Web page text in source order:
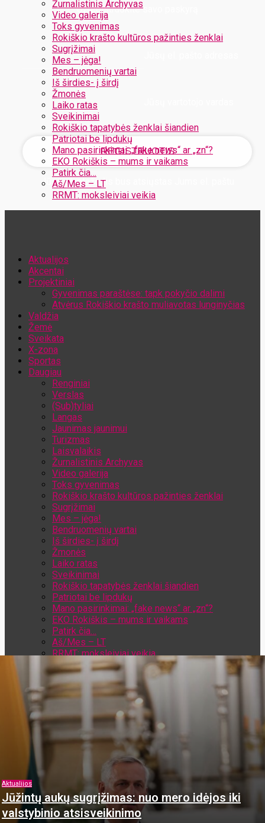
Žurnalistinis Archyvas
Video galerija
Toks gyvenimas
Rokiškio krašto kultūros pažinties ženklai
Sugrįžimai
Mes – jėga!
Bendruomenių vartai
Iš širdies- į širdį
Žmonės
Laiko ratas
Sveikinimai
Rokiškio tapatybės ženklai šiandien
Patriotai be lipdukų
Mano pasirinkimai: „fake news“ ar „zn“?
EKO Rokiškis – mums ir vaikams
Patirk čia…
Aš/Mes – LT
RRMT: moksleiviai veikia
Užregistruokite savo paskyrą
Jūsų slaptažodis bus atsiųstas Jums el. paštu
Aktualijos
Akcentai
Projektiniai
Gyvenimas paraštėse: tapk pokyčio dalimi
Atvėrus Rokiškio krašto muliavotas lunginyčias
Valdžia
Žemė
Sveikata
X-zona
Sportas
Daugiau
Renginiai
Verslas
(Sub)tyliai
Langas
Jaunimas jaunimui
Turizmas
Laisvalaikis
Žurnalistinis Archyvas
Video galerija
Toks gyvenimas
Rokiškio krašto kultūros pažinties ženklai
Sugrįžimai
Mes – jėga!
Bendruomenių vartai
Iš širdies- į širdį
Žmonės
Laiko ratas
Sveikinimai
Rokiškio tapatybės ženklai šiandien
Patriotai be lipdukų
Mano pasirinkimai: „fake news“ ar „zn“?
EKO Rokiškis – mums ir vaikams
Patirk čia…
Aš/Mes – LT
RRMT: moksleiviai veikia
Aktualijos
Jūžintų aukų sugrįžimas: nuo mero idėjos iki
valstybinio atsisveikinimo